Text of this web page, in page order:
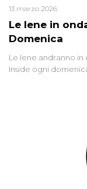
Le Iene in
Domenica
13 marzo 2026
Le Iene andranno
Inside ogni